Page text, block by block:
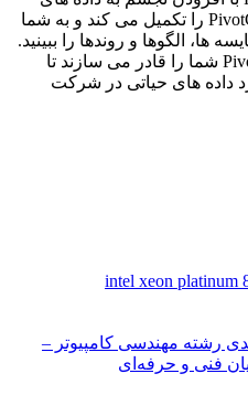
خلاصه در PivotChart، PivotTable را تکمیل می کند و به شما
ها، الگوها و روندها را ببینید.
هم PivotTable و هم PivotChart شما را قادر می سازند تا
داده های حیاتی در شرکت
رشته مهندسی کامپیوتر –
فنی و حرفه‌ای